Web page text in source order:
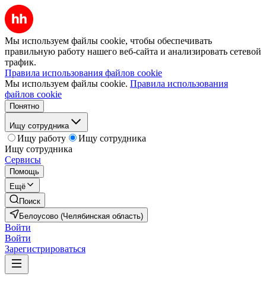
Мы используем файлы cookie, чтобы обеспечивать
правильную работу нашего веб-сайта и анализировать сетевой
трафик.
Правила использования файлов cookie
Мы используем файлы cookie. Правила использования
файлов cookie
Понятно
Ищу сотрудника
Ищу работу
Ищу сотрудника
Ищу сотрудника
Сервисы
Помощь
Ещё
Поиск
Белоусово (Челябинская область)
Войти
Войти
Зарегистрироваться